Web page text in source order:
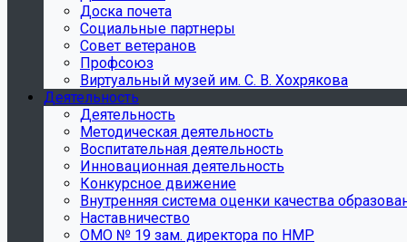
Доска почета
Социальные партнеры
Совет ветеранов
Профсоюз
Виртуальный музей им. С. В. Хохрякова
Деятельность
Деятельность
Методическая деятельность
Воспитательная деятельность
Инновационная деятельность
Конкурсное движение
Внутренняя система оценки качества
Наставничество
ОМО № 19 зам. директора по НМР